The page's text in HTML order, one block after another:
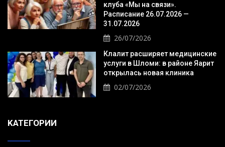
клуба «Мы на связи».
Расписание 26.07.2026 —
31.07.2026
26/07/2026
Клалит расширяет медицинские
услуги в Шломи: в районе Яарит
открылась новая клиника
02/07/2026
KАТЕГОРИИ